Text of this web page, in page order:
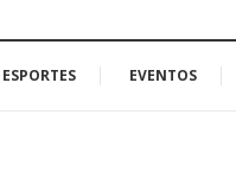
ESPORTES EVENTOS